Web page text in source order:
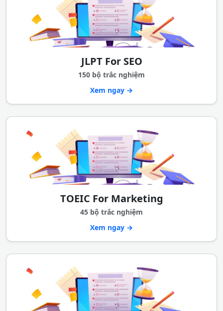
JLPT For SEO
150 bộ trắc nghiệm
Xem ngay →
TOEIC For Marketing
45 bộ trắc nghiệm
Xem ngay →